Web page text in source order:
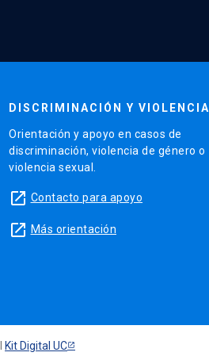
DISCRIMINACIÓN Y VIOLENCIA
Orientación y apoyo en casos de
discriminación, violencia de género o
violencia sexual.
launch Contacto para apoyo
launch Más orientación
Kit Digital UC